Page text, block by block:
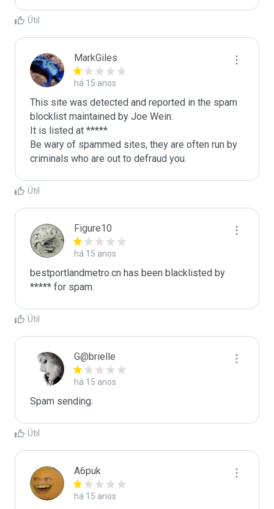
Útil
MarkGiles
há 15 anos
This site was detected and reported in the spam
blocklist maintained by Joe Wein.
It is listed at *****
Be wary of spammed sites, they are often run by
criminals who are out to defraud you.
Útil
Figure10
há 15 anos
bestportlandmetro.cn has been blacklisted by
***** for spam.
Útil
G@brielle
há 15 anos
Spam sending.
Útil
A6puk
há 15 anos